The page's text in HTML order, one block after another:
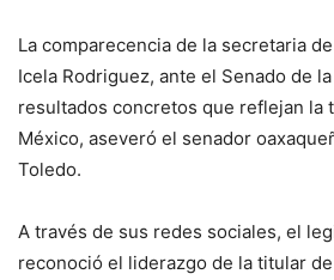
La comparecencia de la secretaria
Icela Rodriguez, ante el Senado de
resultados concretos que reflejan la
México, aseveró el senador
Toledo.
A través de sus redes sociales, el
reconoció el liderazgo de la titular